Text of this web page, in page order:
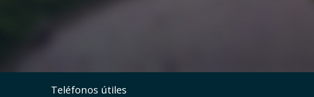
Teléfonos útiles